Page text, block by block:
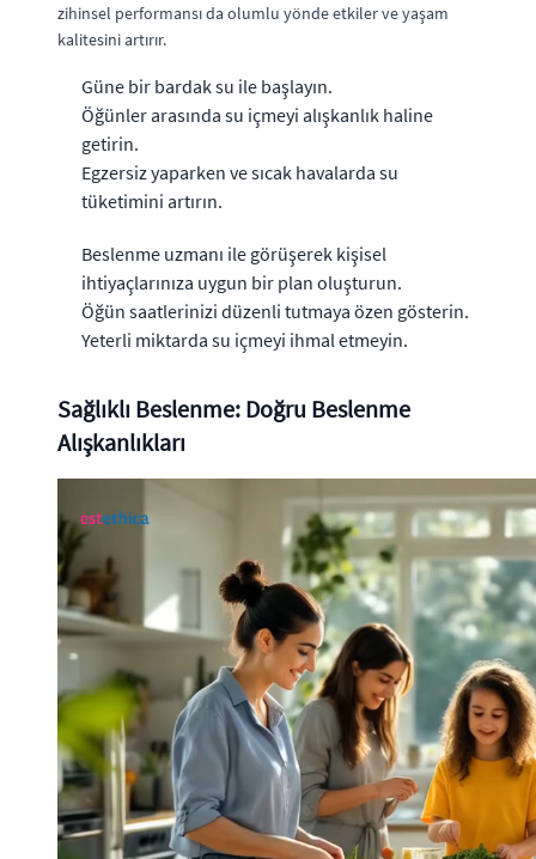
zihinsel performansı da olumlu yönde etkiler ve yaşam
kalitesini artırır.
Güne bir bardak su ile başlayın.
Öğünler arasında su içmeyi alışkanlık haline
getirin.
Egzersiz yaparken ve sıcak havalarda su
tüketimini artırın.
Beslenme uzmanı ile görüşerek kişisel
ihtiyaçlarınıza uygun bir plan oluşturun.
Öğün saatlerinizi düzenli tutmaya özen gösterin.
Yeterli miktarda su içmeyi ihmal etmeyin.
Sağlıklı Beslenme: Doğru Beslenme
Alışkanlıkları